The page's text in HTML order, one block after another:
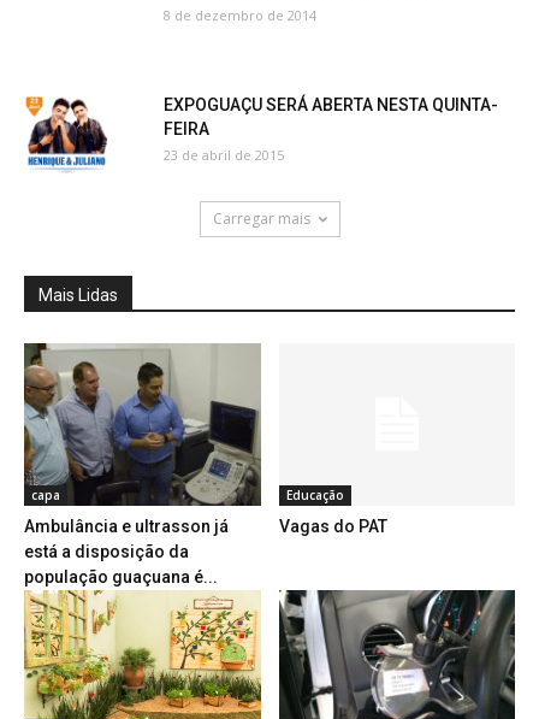
8 de dezembro de 2014
EXPOGUAÇU SERÁ ABERTA NESTA QUINTA-
FEIRA
23 de abril de 2015
Carregar mais
Mais Lidas
capa
Ambulância e ultrasson já
está a disposição da
população guaçuana é...
Educação
Vagas do PAT